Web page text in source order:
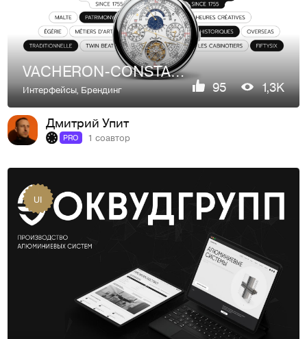
VACHERON-CONSTANTIN | Интернет магазин
Интерфейсы,Брендинг 95 1,3K
Дмитрий Упит
PRO 1 соавтор
UI